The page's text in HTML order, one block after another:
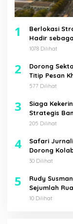
1
Berlokasi
Hadir
Staycation,
1078 Dilihat
2
Dorong
Titip Pesan
Kabupaten
577 Dilihat
3
Siaga
Strategis
205 Dilihat
4
Safari
Dorong
30 Dilihat
5
Rudy
Sejumlah
Diresmikan
10 Dilihat